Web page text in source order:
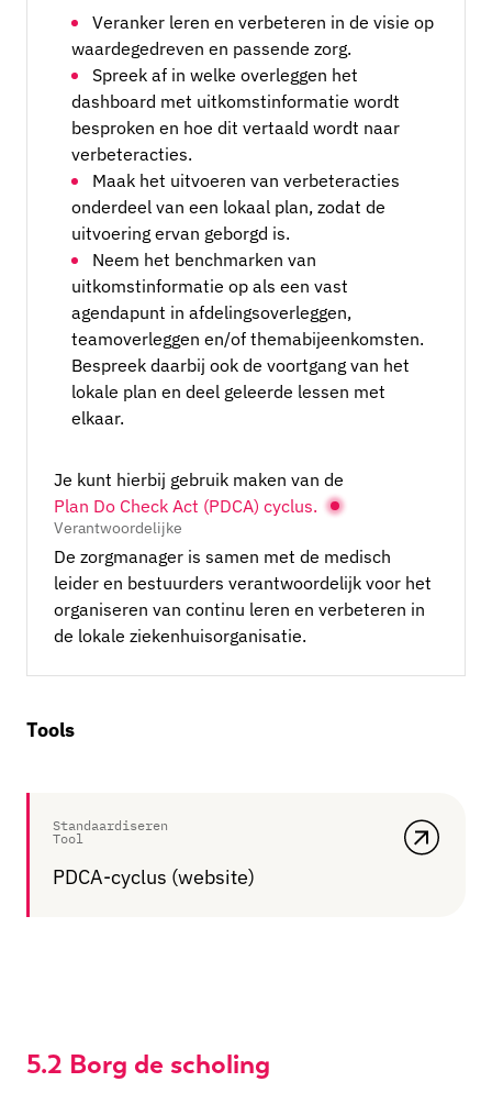
Veranker leren en verbeteren in de visie op
waardegedreven en passende zorg.
Spreek af in welke overleggen het
dashboard met uitkomstinformatie wordt
besproken en hoe dit vertaald wordt naar
verbeteracties.
Maak het uitvoeren van verbeteracties
onderdeel van een lokaal plan, zodat de
uitvoering ervan geborgd is.
Neem het benchmarken van
uitkomstinformatie op als een vast
agendapunt in afdelingsoverleggen,
teamoverleggen en/of themabijeenkomsten.
Bespreek daarbij ook de voortgang van het
lokale plan en deel geleerde lessen met
elkaar.
Je kunt hierbij gebruik maken van de
Plan Do Check Act (PDCA) cyclus.
Verantwoordelijke
De zorgmanager is samen met de medisch
leider en bestuurders verantwoordelijk voor het
organiseren van continu leren en verbeteren in
de lokale ziekenhuisorganisatie.
Tools
Standaardiseren
Tool
PDCA-cyclus (website)
5.2 Borg de scholing